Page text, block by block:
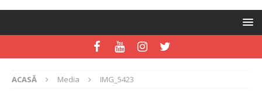
ACASĂ Media IMG_5423